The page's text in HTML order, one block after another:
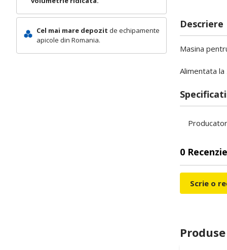
Cel mai mare depozit de echipamente
apicole din Romania.
Descriere
Masina
Alimentata
Producator
0
Scrie o